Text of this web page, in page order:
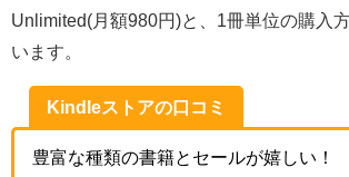
Unlimited(月額980円)と、1冊単位の購入
います。
Kindleストアの口コミ
豊富な種類の書籍とセールが嬉しい！